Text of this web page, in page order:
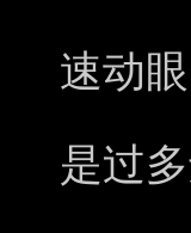
速动
是过